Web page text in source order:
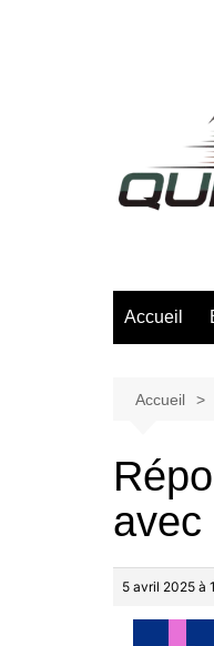
Accueil
Accueil
avec
5 avril 2025 à